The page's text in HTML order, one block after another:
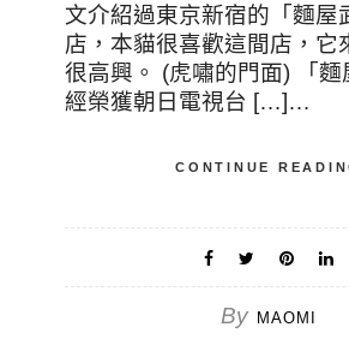
文介紹過東京新宿的「麵屋
店，本貓很喜歡這間店，它
很高興。 (虎嘯的門面) 「麵
經榮獲朝日電視台 […]…
CONTINUE
By MAOMI